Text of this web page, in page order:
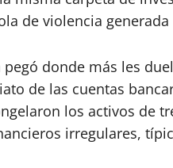
de violencia
donde más les
de las cuentas
los activos de
irregulares,